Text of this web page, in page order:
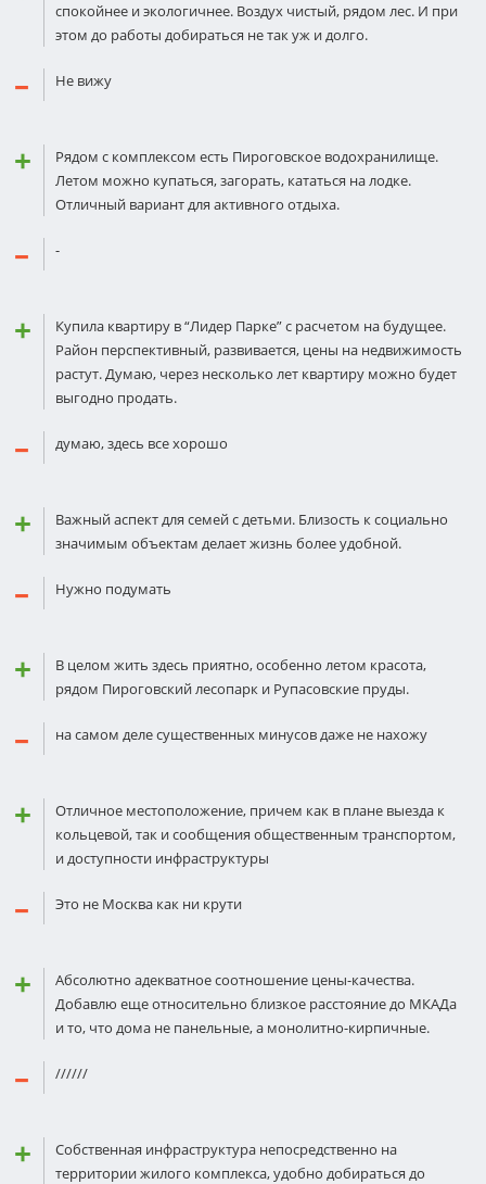
спокойнее и экологичнее. Воздух чистый, рядом лес. И при
этом до работы добираться не так уж и долго.
Не вижу
Рядом с комплексом есть Пироговское водохранилище.
Летом можно купаться, загорать, кататься на лодке.
Отличный вариант для активного отдыха.
-
Купила квартиру в “Лидер Парке” с расчетом на будущее.
Район перспективный, развивается, цены на недвижимость
растут. Думаю, через несколько лет квартиру можно будет
выгодно продать.
думаю, здесь все хорошо
Важный аспект для семей с детьми. Близость к социально
значимым объектам делает жизнь более удобной.
Нужно подумать
В целом жить здесь приятно, особенно летом красота,
рядом Пироговский лесопарк и Рупасовские пруды.
на самом деле существенных минусов даже не нахожу
Отличное местоположение, причем как в плане выезда к
кольцевой, так и сообщения общественным транспортом,
и доступности инфраструктуры
Это не Москва как ни крути
Абсолютно адекватное соотношение цены-качества.
Добавлю еще относительно близкое расстояние до МКАДа
и то, что дома не панельные, а монолитно-кирпичные.
//////
Собственная инфраструктура непосредственно на
территории жилого комплекса, удобно добираться до